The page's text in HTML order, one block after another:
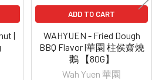
|
ADD TO CART
WAHYUEN - Fried Dough
BBQ Flavor |華園 柱侯齋燒
鵝 【80G】
Wah Yuen 華園